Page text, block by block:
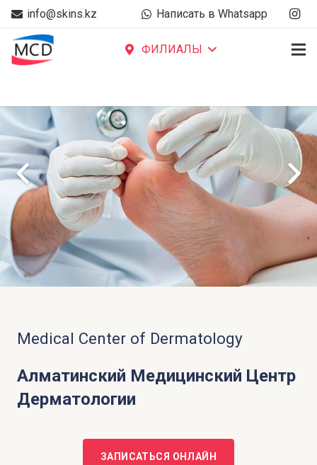
info@skins.kz Написать в Whatsapp
ФИЛИАЛЫ
Medical Center of Dermatology
Алматинский Медицинский Центр
Дерматологии
ЗАПИСАТЬСЯ ОНЛАЙН